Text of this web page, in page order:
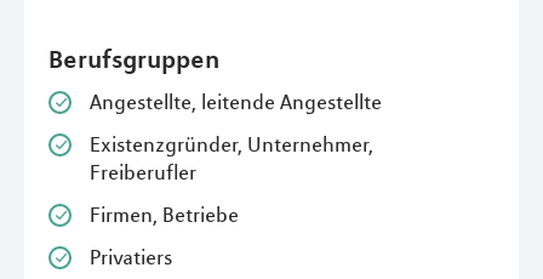
Berufsgruppen
Angestellte, leitende Angestellte
Existenzgründer, Unternehmer,
Freiberufler
Firmen, Betriebe
Privatiers